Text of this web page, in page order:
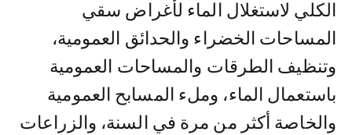
الكلي لاستغلال الماء لأغراض سقي
المساحات الخضراء والحدائق العمومية،
وتنظيف الطرقات والمساحات العمومية
باستعمال الماء، وملء المسابح العمومية
والخاصة أكثر من مرة في السنة، والزراعات